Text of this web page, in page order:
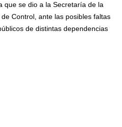
que se dio a la Secretaría de la
Control, ante las posibles faltas
de distintas dependencias